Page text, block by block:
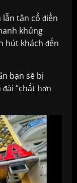
lẫn tân cổ điển
khủng
hút khách đến
bạn sẽ bị
“chất hơn